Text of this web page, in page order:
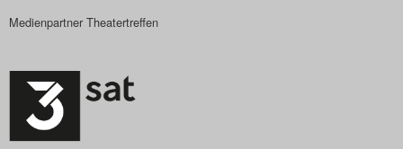
Das Theatertreffen-Blog
Medienpartner Theatertreffen